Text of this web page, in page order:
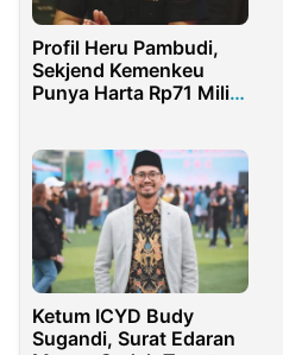
Profil Heru Pambudi,
Sekjend Kemenkeu
Punya Harta Rp71 Miliar
Ketum ICYD Budy
Sugandi, Surat Edaran